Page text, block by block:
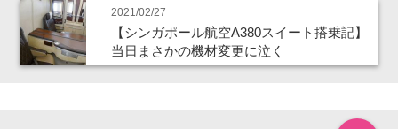
2021/02/27
【シンガポール航空A380スイート搭乗記】
当日まさかの機材変更に泣く